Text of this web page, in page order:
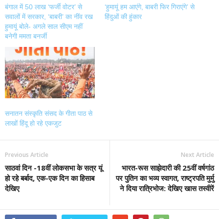
बंगाल में 50 लाख ‘फर्जी वोटर’ से
सवालों में सरकार, ‘बाबरी’ का नींव रख
हुमायूं बोले- अगले साल सीएम नहीं
बनेगी ममता बनर्जी
‘हुमायूं हम आएंगे, बाबरी फिर गिराएंगे’ से
हिंदुओं की हुंकार
सनातन संस्कृति संसद के गीता पाठ से
लाखों हिंदू हो रहे एकजुट
Previous Article
साठवां दिन -18वीं लोकसभा के सत्र यूं
हो रहे बर्बाद, एक-एक दिन का हिसाब
देखिए
Next Article
भारत-रूस साझेदारी की 25वीं वर्षगांठ
पर पुतिन का भव्य स्वागत, राष्ट्रपति मुर्मु
ने दिया रात्रिभोज: देखिए खास तस्वीरें